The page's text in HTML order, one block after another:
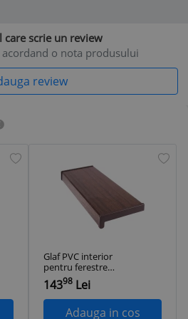
care scrie un review
o nota produsului
review
Glaf PVC interior
pentru ferestre
Wenge 200 x 15 cm
14398 Lei
Adauga in cos